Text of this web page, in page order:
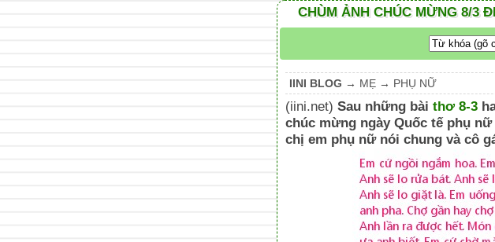
CHÙM ẢNH CHÚC MỪNG 8/3
IINI BLOG → MẸ → PHỤ NỮ
(iini.net) Sau những bài thơ 8-3
chúc mừng ngày Quốc tế phụ
chị em phụ nữ nói chung và cô